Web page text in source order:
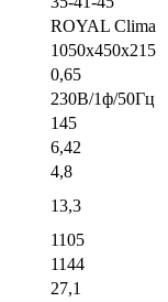
ROYAL Clima
1050x450x215
0,65
230В/1ф/50Гц
145
6,42
4,8
13,3
1105
1144
27,1